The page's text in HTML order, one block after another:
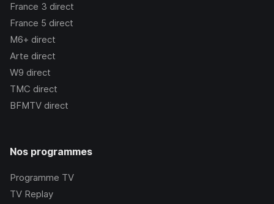
France 3 direct
France 5 direct
M6+ direct
Arte direct
W9 direct
TMC direct
BFMTV direct
Nos programmes
Programme TV
TV Replay